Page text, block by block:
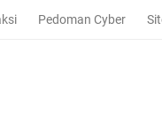
Pedoman Cyber